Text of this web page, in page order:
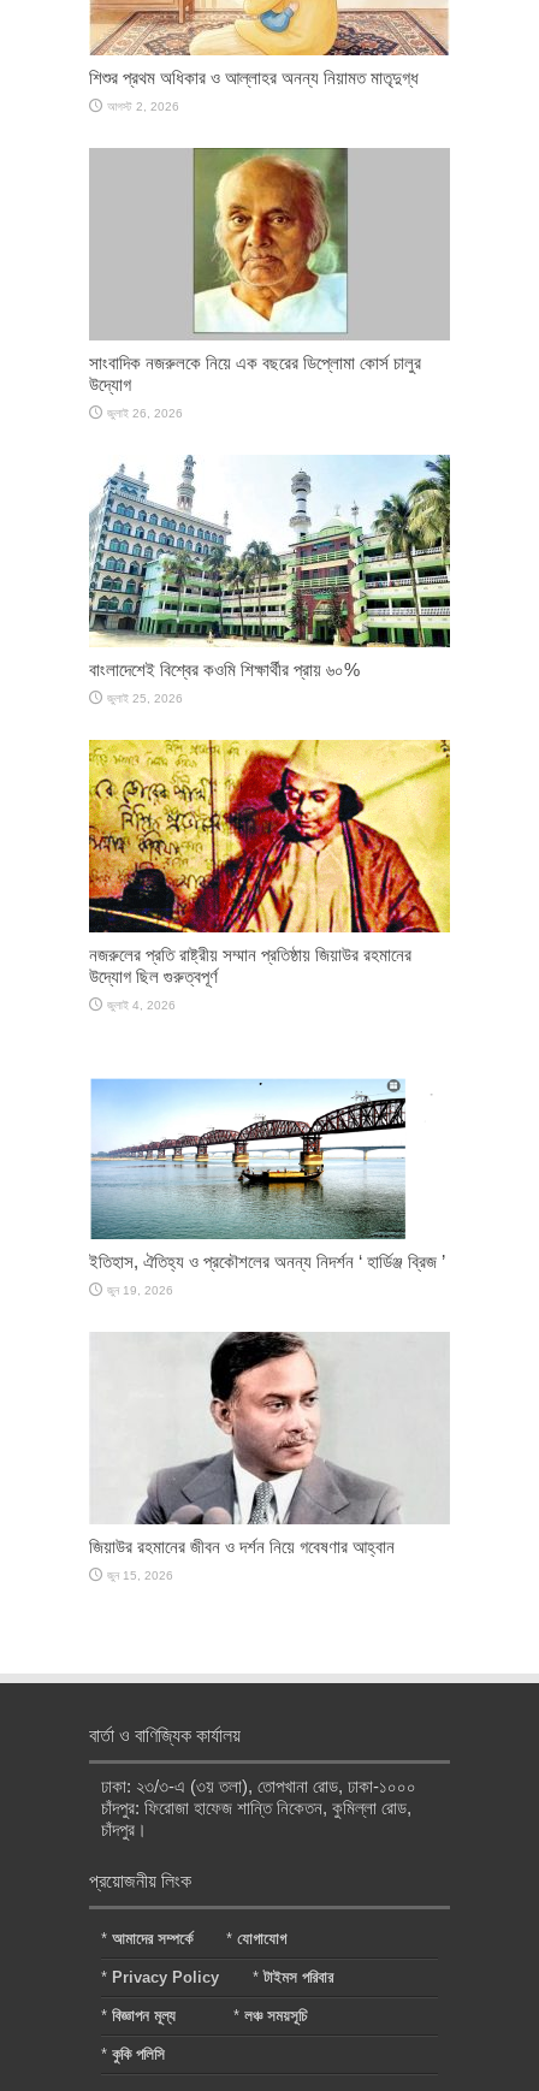
শিশুর প্রথম অধিকার ও আল্লাহর অনন্য নিয়ামত মাতৃদুগ্ধ
আগস্ট 2, 2026
সাংবাদিক নজরুলকে নিয়ে এক বছরের ডিপ্লোমা কোর্স চালুর
উদ্যোগ
জুলাই 26, 2026
বাংলাদেশেই বিশ্বের কওমি শিক্ষার্থীর প্রায় ৬০%
জুলাই 25, 2026
নজরুলের প্রতি রাষ্ট্রীয় সম্মান প্রতিষ্ঠায় জিয়াউর রহমানের
উদ্যোগ ছিল গুরুত্বপূর্ণ
জুলাই 4, 2026
ইতিহাস, ঐতিহ্য ও প্রকৌশলের অনন্য নিদর্শন ‘ হার্ডিঞ্জ ব্রিজ ’
জুন 19, 2026
জিয়াউর রহমানের জীবন ও দর্শন নিয়ে গবেষণার আহ্বান
জুন 15, 2026
বার্তা ও বাণিজ্যিক কার্যালয়
ঢাকা: ২৩/৩-এ (৩য় তলা), তোপখানা রোড, ঢাকা-১০০০
চাঁদপুর: ফিরোজা হাফেজ শান্তি নিকেতন, কুমিল্লা রোড,
চাঁদপুর।
প্রয়োজনীয় লিংক
* আমাদের সম্পর্কে * যোগাযোগ
* Privacy Policy *টাইমস পরিবার
* বিজ্ঞাপন মূল্য * লঞ্চ সময়সূচি
* কুকি পলিসি